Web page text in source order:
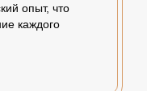
опыт, что
каждого